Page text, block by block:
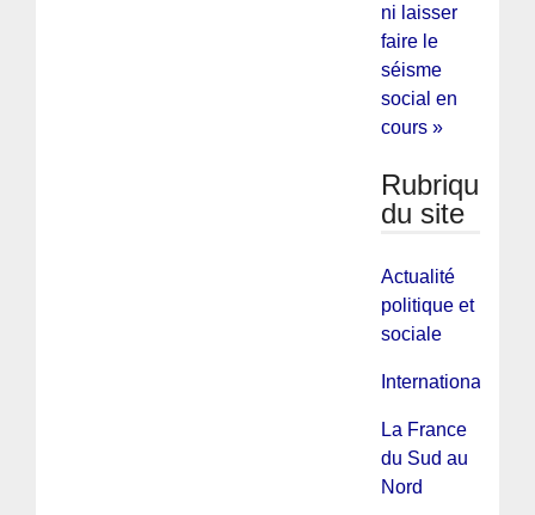
ni laisser
faire le
séisme
social en
cours »
Rubriques
du site
Actualité
politique et
sociale
International
La France
du Sud au
Nord